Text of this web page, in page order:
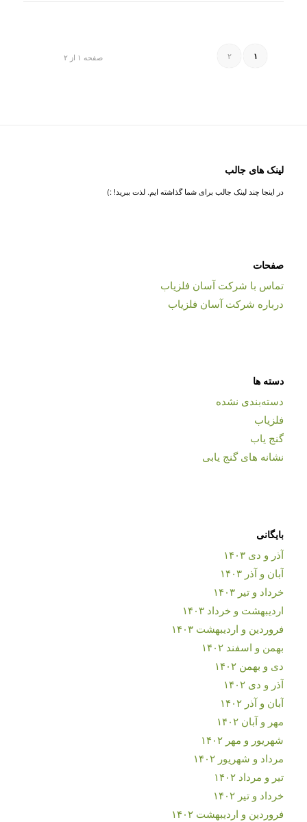
صفحه ۱ از ۲ ۱ ۲
لینک های جالب
در اینجا چند لینک جالب برای شما گذاشته ایم. لذت ببرید! :)
صفحات
تماس با شرکت آسان فلزیاب
درباره شرکت آسان فلزیاب
دسته ها
دسته‌بندی نشده
فلزیاب
گنج یاب
نشانه های گنج یابی
بایگانی
آذر و دی ۱۴۰۳
آبان و آذر ۱۴۰۳
خرداد و تیر ۱۴۰۳
اردیبهشت و خرداد ۱۴۰۳
فروردین و اردیبهشت ۱۴۰۳
بهمن و اسفند ۱۴۰۲
دی و بهمن ۱۴۰۲
آذر و دی ۱۴۰۲
آبان و آذر ۱۴۰۲
مهر و آبان ۱۴۰۲
شهریور و مهر ۱۴۰۲
مرداد و شهریور ۱۴۰۲
تیر و مرداد ۱۴۰۲
خرداد و تیر ۱۴۰۲
فروردین و اردیبهشت ۱۴۰۲